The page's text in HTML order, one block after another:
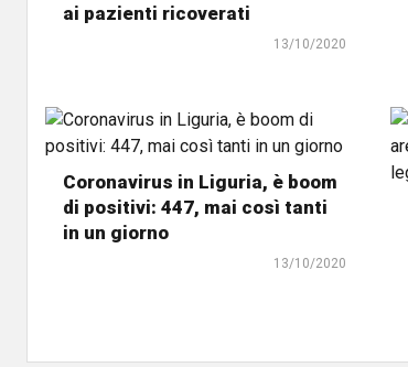
ai pazienti ricoverati
13/10/2020
Coronavirus in Liguria, è boom
di positivi: 447, mai così tanti
in un giorno
13/10/2020